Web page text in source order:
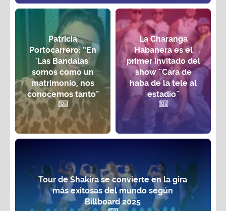
Patricia
Portocarrero: “En
'Las Bandalas'
somos como un
matrimonio, nos
conocemos tanto"
La Charanga
Habanera es el
primer invitado del
show ¨Cara de
haba de la tele al
estadio¨
Tour de Shakira se convierte en la gira
más exitosas del mundo según
Billboard 2025